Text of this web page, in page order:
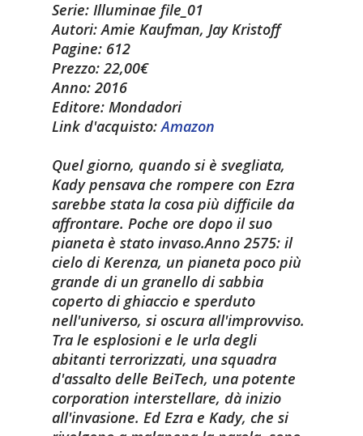
Serie: Illuminae file_01
Autori:Amie Kaufman, Jay Kristoff
Pagine: 612
Prezzo: 22,00€
Anno: 2016
Editore: Mondadori
Link d'acquisto:Amazon
Quel giorno, quando si è svegliata,
Kady pensava che rompere con Ezra
sarebbe stata la cosa più difficile da
affrontare. Poche ore dopo il suo
pianeta è stato invaso.Anno 2575: il
cielo di Kerenza, un pianeta poco più
grande di un granello di sabbia
coperto di ghiaccio e sperduto
nell'universo, si oscura all'improvviso.
Tra le esplosioni e le urla degli
abitanti terrorizzati, una squadra
d'assalto delle BeiTech, una potente
corporation interstellare, dà inizio
all'invasione. Ed Ezra e Kady, che si